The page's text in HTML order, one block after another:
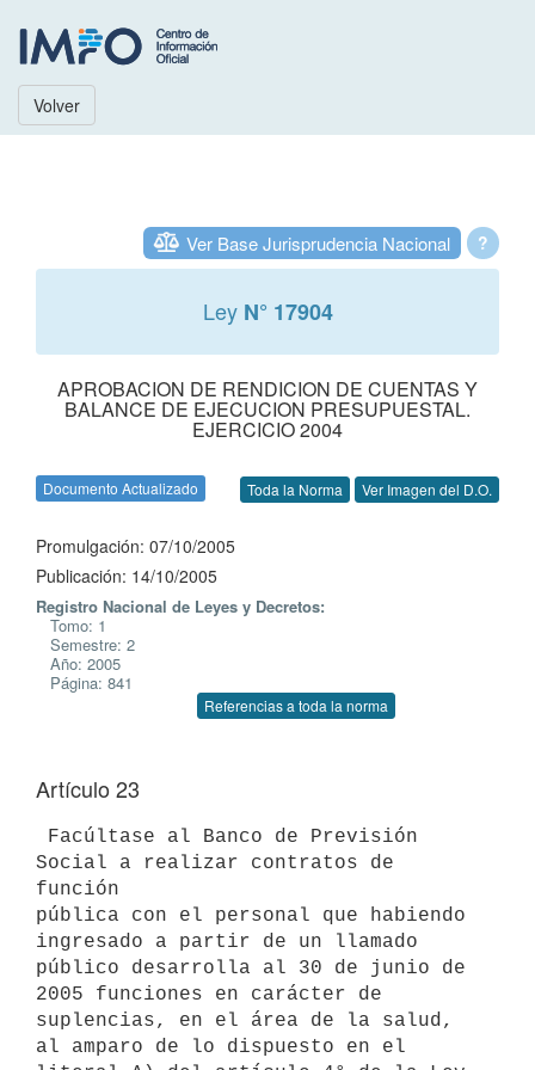
Volver
?
Ver Base Jurisprudencia Nacional
Ley N° 17904
APROBACION DE RENDICION DE CUENTAS Y
BALANCE DE EJECUCION PRESUPUESTAL.
EJERCICIO 2004
Documento Actualizado Toda la Norma Ver Imagen del D.O.
Promulgación: 07/10/2005
Publicación: 14/10/2005
Registro Nacional de Leyes y Decretos:
Tomo: 1
Semestre: 2
Año: 2005
Página: 841
Referencias a toda la norma
Artículo 23
Social a realizar contratos de
función
pública con el personal que habiendo
ingresado a partir de un llamado
público desarrolla al 30 de junio de
2005 funciones en carácter de
suplencias, en el área de la salud,
al amparo de lo dispuesto en el